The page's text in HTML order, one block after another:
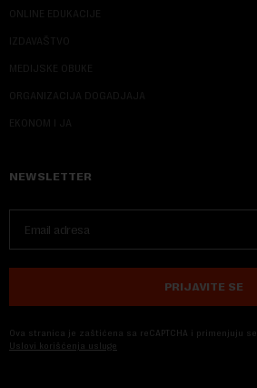
ONLINE EDUKACIJE
IZDAVAŠTVO
MEDIJSKE OBUKE
ORGANIZACIJA DOGADJAJA
EKONOM I JA
NEWSLETTER
PRIJAVITE SE
Ova stranica je zaštićena sa reCAPTCHA i primenjuju se
Uslovi korišćenja usluge